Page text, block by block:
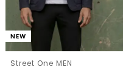
NEW
Street One MEN